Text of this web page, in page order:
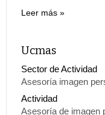
Leer más
Ucmas
Sector de Actividad
Asesoría imagen
Actividad
Asesoría de imagen